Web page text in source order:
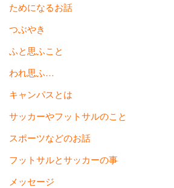
ためになるお話
つぶやき
ふと思ふこと
われ思ふ…
キャンパスとは
サッカーやフットサルのこと
スポーツなどのお話
フットサルとサッカーの事
メッセージ